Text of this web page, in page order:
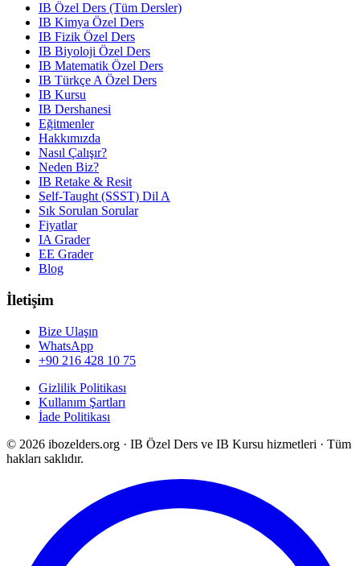
IB Özel Ders (Tüm Dersler)
IB Kimya Özel Ders
IB Fizik Özel Ders
IB Biyoloji Özel Ders
IB Matematik Özel Ders
IB Türkçe A Özel Ders
IB Kursu
IB Dershanesi
Eğitmenler
Hakkımızda
Nasıl Çalışır?
Neden Biz?
IB Retake & Resit
Self-Taught (SSST) Dil A
Sık Sorulan Sorular
Fiyatlar
IA Grader
EE Grader
Blog
İletişim
Bize Ulaşın
WhatsApp
+90 216 428 10 75
Gizlilik Politikası
Kullanım Şartları
İade Politikası
© 2026 ibozelders.org · IB Özel Ders ve IB Kursu hizmetleri · Tüm
hakları saklıdır.